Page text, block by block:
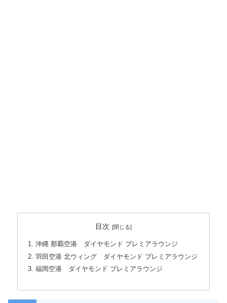
目次
沖縄 那覇空港 ダイヤモンド プレミアラウンジ
羽田空港 北ウィング ダイヤモンド プレミアラウンジ
福岡空港 ダイヤモンド プレミアラウンジ